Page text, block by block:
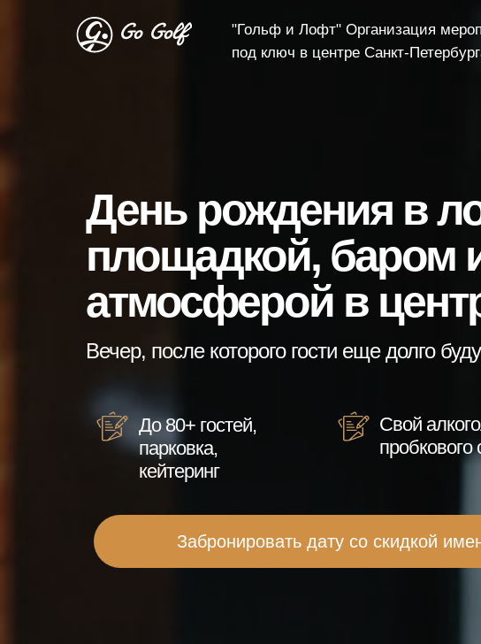
"Гольф и Лофт" Организация
под ключ в центре Санкт-
Забронировать дату со скидкой
Вечер, после которого гости еще долго
До 80+ гостей,
парковка,
кейтеринг
Свой
пробкового
День рождения в
площадкой, баром
атмосферой в